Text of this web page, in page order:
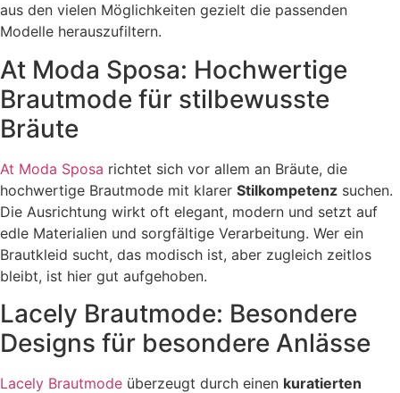
aus den vielen Möglichkeiten gezielt die passenden
Modelle herauszufiltern.
At Moda Sposa: Hochwertige
Brautmode für stilbewusste
Bräute
At Moda Sposa richtet sich vor allem an Bräute, die
hochwertige Brautmode mit klarer Stilkompetenz suchen.
Die Ausrichtung wirkt oft elegant, modern und setzt auf
edle Materialien und sorgfältige Verarbeitung. Wer ein
Brautkleid sucht, das modisch ist, aber zugleich zeitlos
bleibt, ist hier gut aufgehoben.
Lacely Brautmode: Besondere
Designs für besondere Anlässe
Lacely Brautmode überzeugt durch einen kuratierten